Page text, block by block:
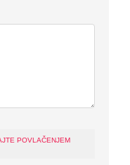
POVLAČENJEM